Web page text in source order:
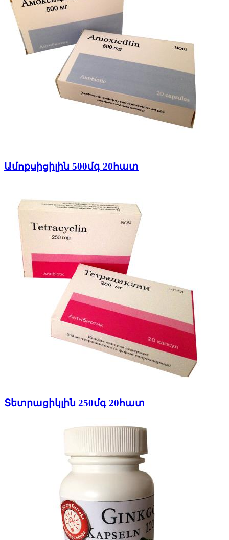
Ամոքսիցիլին 500մգ 20հատ
Տետրացիկլին 250մգ 20հատ